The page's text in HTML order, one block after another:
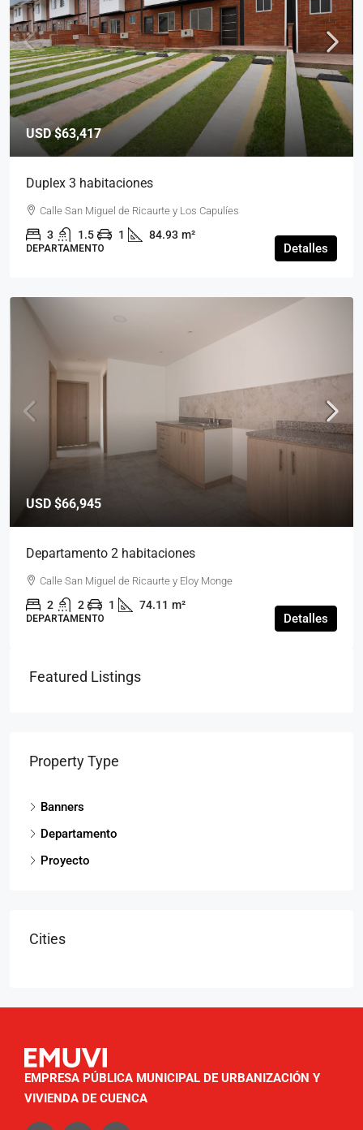
USD$63,417
Duplex 3 habitaciones
Calle San Miguel de Ricaurte y Los Capulíes
3 1.5 1 84.93 m²
DEPARTAMENTO Detalles
USD $66,945
Departamento 2 habitaciones
Calle San Miguel de Ricaurte y Eloy Monge
2 2 1 74.11 m²
DEPARTAMENTO Detalles
Featured Listings
Property Type
Banners
Departamento
Proyecto
Cities
EMPRESA PÚBLICA MUNICIPAL DE URBANIZACIÓN Y
VIVIENDA DE CUENCA